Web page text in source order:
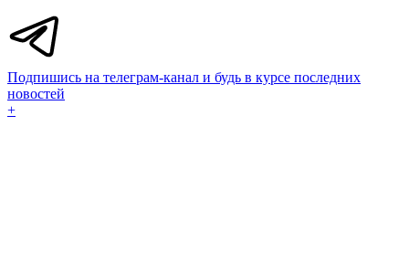
Подпишись на телеграм-канал и будь в курсе последних
новостей
+